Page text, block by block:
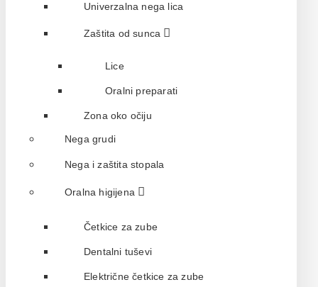
Univerzalna nega lica
Zaštita od sunca
Lice
Oralni preparati
Zona oko očiju
Nega grudi
Nega i zaštita stopala
Oralna higijena
Četkice za zube
Dentalni tuševi
Električne četkice za zube